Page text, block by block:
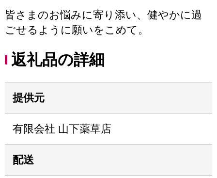
皆さまのお悩みに寄り添い、健やかに過
ごせるように願いをこめて。
返礼品の詳細
提供元
有限会社 山下薬草店
配送